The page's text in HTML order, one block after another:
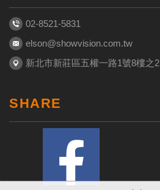
02-8521-5831
elson@showvision.com.tw
新北市新莊區五權一路1號8樓之2
SHARE